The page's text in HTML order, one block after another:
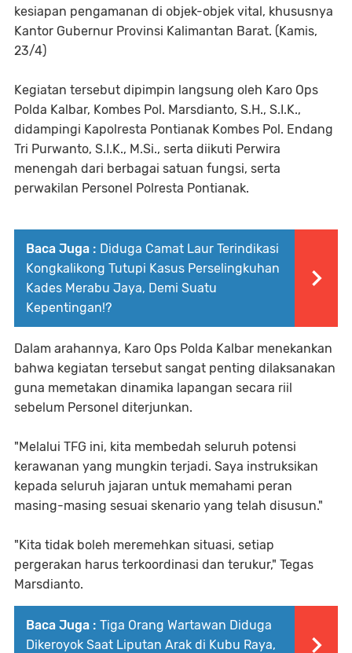
kesiapan pengamanan di objek-objek vital, khususnya
Kantor Gubernur Provinsi Kalimantan Barat. (Kamis,
23/4)
Kegiatan tersebut dipimpin langsung oleh Karo Ops
Polda Kalbar, Kombes Pol. Marsdianto, S.H., S.I.K.,
didampingi Kapolresta Pontianak Kombes Pol. Endang
Tri Purwanto, S.I.K., M.Si., serta diikuti Perwira
menengah dari berbagai satuan fungsi, serta
perwakilan Personel Polresta Pontianak.
Baca Juga : Diduga Camat Laur Terindikasi
Kongkalikong Tutupi Kasus Perselingkuhan
Kades Merabu Jaya, Demi Suatu
Kepentingan!?
Dalam arahannya, Karo Ops Polda Kalbar menekankan
bahwa kegiatan tersebut sangat penting dilaksanakan
guna memetakan dinamika lapangan secara riil
sebelum Personel diterjunkan.
"Melalui TFG ini, kita membedah seluruh potensi
kerawanan yang mungkin terjadi. Saya instruksikan
kepada seluruh jajaran untuk memahami peran
masing-masing sesuai skenario yang telah disusun."
"Kita tidak boleh meremehkan situasi, setiap
pergerakan harus terkoordinasi dan terukur," Tegas
Marsdianto.
Baca Juga : Tiga Orang Wartawan Diduga
Dikeroyok Saat Liputan Arak di Kubu Raya,